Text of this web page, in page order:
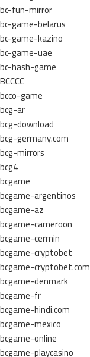
bc-fun-mirror
bc-game-belarus
bc-game-kazino
bc-game-uae
bc-hash-game
BCCCC
bcco-game
bcg-ar
bcg-download
bcg-germany.com
bcg-mirrors
bcg4
bcgame
bcgame-argentinos
bcgame-az
bcgame-cameroon
bcgame-cermin
bcgame-cryptobet
bcgame-cryptobet.com
bcgame-denmark
bcgame-fr
bcgame-hindi.com
bcgame-mexico
bcgame-online
bcgame-playcasino